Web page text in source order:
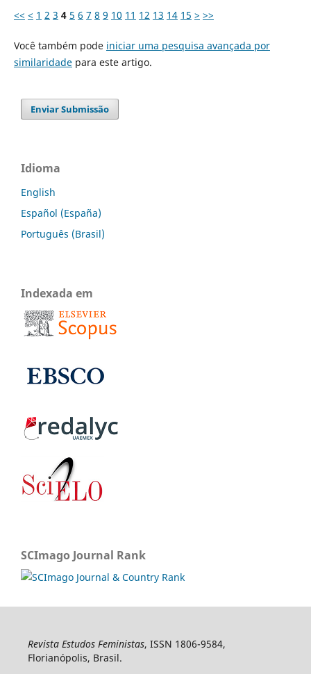
<< < 1 2 3 4 5 6 7 8 9 10 11 12 13 14 15 > >>
Você também pode iniciar uma pesquisa avançada por
similaridadepara este artigo.
Enviar Submissão
Idioma
English
Español (España)
Português (Brasil)
Indexada em
SCImago Journal Rank
Revista Estudos Feministas, ISSN 1806-9584,
Florianópolis, Brasil.